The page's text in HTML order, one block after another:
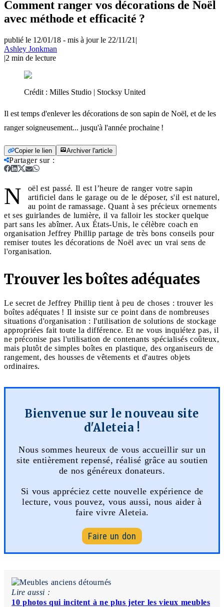
Comment ranger vos décorations de Noël
avec méthode et efficacité ?
publié le 12/01/18 - mis à jour le 22/11/21 |
Ashley Jonkman
|2 min de lecture
Crédit : Milles Studio | Stocksy United
Il est temps d'enlever les décorations de son sapin de Noël, et de les
ranger soigneusement... jusqu'à l'année prochaine !
Copier le lien Archiver l'article
Partager sur:
N
oël est passé. Il est l’heure de ranger votre sapin
artificiel dans le garage ou de le déposer, s'il est naturel,
au point de ramassage. Quant à ses précieux ornements
et ses guirlandes de lumière, il va falloir les stocker quelque
part sans les abîmer. Aux États-Unis, le célèbre coach en
organisation Jeffrey Phillip partage de très bons conseils pour
remiser toutes les décorations de Noël avec un vrai sens de
l'organisation.
Trouver les boîtes adéquates
Le secret de Jeffrey Phillip tient à peu de choses : trouver les
boîtes adéquates ! Il insiste sur ce point dans de nombreuses
situations d'organisation : l'utilisation de solutions de stockage
appropriées fait toute la différence. Et ne vous inquiétez pas, il
ne préconise pas l'utilisation de contenants spécialisés coûteux,
mais plutôt de simples boîtes en plastique, des organiseurs de
rangement, des housses de vêtements et d'autres objets
ordinaires.
Bienvenue sur le nouveau site
d'Aleteia !
Nous sommes heureux de vous accueillir sur un
site entièrement repensé, réalisé grâce au soutien
de nos généreux donateurs.
Si vous appréciez cette nouvelle expérience de
lecture, vous pouvez, vous aussi, nous aider à
faire vivre Aleteia.
Faire un don
Lire aussi :
10 photos qui incitent à ne plus jeter les vieux meubles